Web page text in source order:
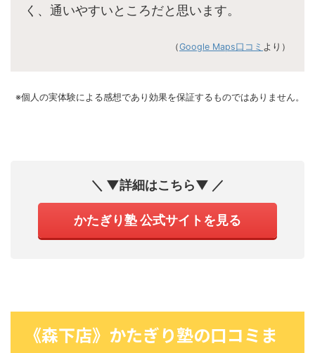
く、通いやすいところだと思います。
（Google Maps口コミ より）
※個人の実体験による感想であり効果を保証するものではありません。
＼ ▼詳細はこちら▼ ／
かたぎり塾 公式サイトを見る
《森下店》かたぎり塾の口コミま